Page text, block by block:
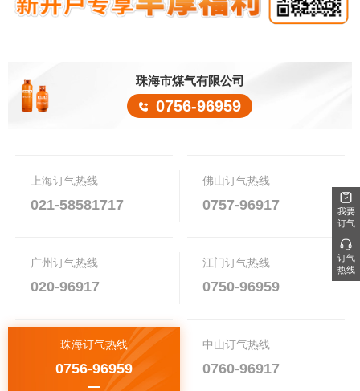
珠海市煤气有限公司
0756-96959
上海订气热线
021-58581717
佛山订气热线
0757-96917
广州订气热线
020-96917
江门订气热线
0750-96959
珠海订气热线
0756-96959
中山订气热线
0760-96917
我要
订气
订气
热线